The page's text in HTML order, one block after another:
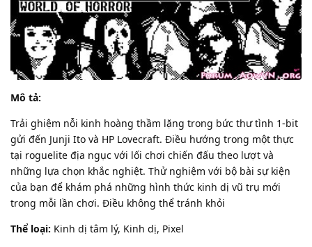
Mô tả:
Trải ghiệm nỗi kinh hoàng thầm lặng trong bức thư tình 1-bit
gửi đến Junji Ito và HP Lovecraft. Điều hướng trong một thực
tại roguelite địa ngục với lối chơi chiến đấu theo lượt và
những lựa chọn khắc nghiệt. Thử nghiệm với bộ bài sự kiện
của bạn để khám phá những hình thức kinh dị vũ trụ mới
trong mỗi lần chơi. Điều không thể tránh khỏi
Thể loại: Kinh dị tâm lý, Kinh dị, Pixel